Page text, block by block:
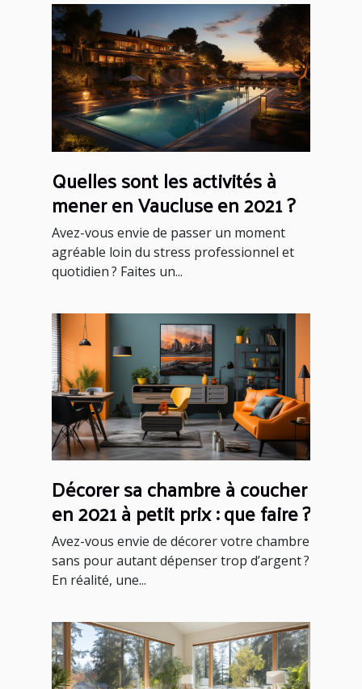
Quelles sont les activités à
mener en Vaucluse en 2021 ?
Avez-vous envie de passer un moment
agréable loin du stress professionnel et
quotidien ? Faites un...
Décorer sa chambre à coucher
en 2021 à petit prix : que faire ?
Avez-vous envie de décorer votre chambre
sans pour autant dépenser trop d’argent ?
En réalité, une...